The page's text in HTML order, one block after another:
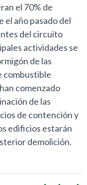
el 70% de
el año pasado del
del circuito
actividades se
de las
combustible
comenzado
de las
de contención y
edificios estarán
demolición.